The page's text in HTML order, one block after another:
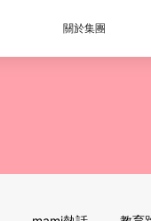
關於集團